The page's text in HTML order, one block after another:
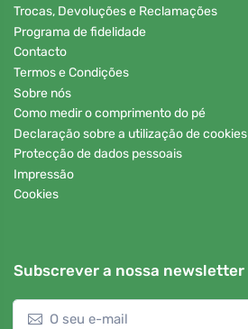
Trocas, Devoluções e Reclamações
Programa de fidelidade
Contacto
Termos e Condições
Sobre nós
Como medir o comprimento do pé
Declaração sobre a utilização de cookies
Protecção de dados pessoais
Impressão
Cookies
Subscrever a nossa newsletter